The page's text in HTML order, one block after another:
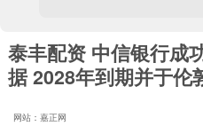
泰丰配资 中信银行成
据 2028年到期并于伦
网站：嘉正网